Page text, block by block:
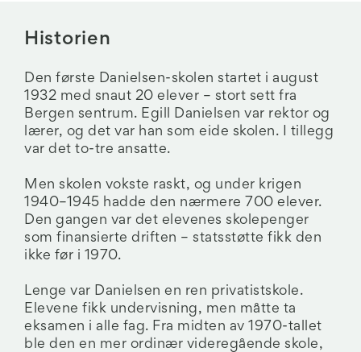
Historien
Den første Danielsen-skolen startet i august
1932 med snaut 20 elever – stort sett fra
Bergen sentrum. Egill Danielsen var rektor og
lærer, og det var han som eide skolen. I tillegg
var det to-tre ansatte.
Men skolen vokste raskt, og under krigen
1940–1945 hadde den nærmere 700 elever.
Den gangen var det elevenes skolepenger
som finansierte driften – statsstøtte fikk den
ikke før i 1970.
Lenge var Danielsen en ren privatistskole.
Elevene fikk undervisning, men måtte ta
eksamen i alle fag. Fra midten av 1970-tallet
ble den en mer ordinær videregående skole,